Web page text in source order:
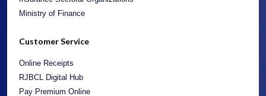
Ministry of Finance
Customer Service
Online Receipts
RJBCL Digital Hub
Pay Premium Online